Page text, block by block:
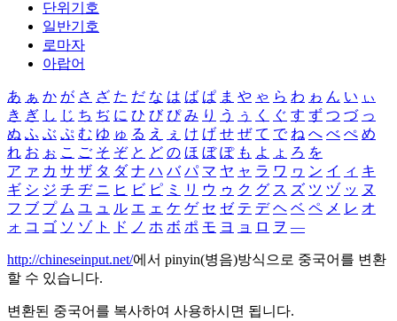
단위기호
일반기호
로마자
아랍어
あ ぁ か が さ ざ た だ な は ば ぱ ま や ゃ ら わ ゎ ん い ぃ
き ぎ し じ ち ぢ に ひ び ぴ み り う ぅ く ぐ す ず つ づ っ
ぬ ふ ぶ ぷ む ゆ ゅ る え ぇ け げ せ ぜ て で ね へ べ ぺ め
れ お ぉ こ ご そ ぞ と ど の ほ ぼ ぽ も よ ょ ろ を
ア ァ カ サ ザ タ ダ ナ ハ バ パ マ ヤ ャ ラ ワ ヮ ン イ ィ キ
ギ シ ジ チ ヂ ニ ヒ ビ ピ ミ リ ウ ゥ ク グ ス ズ ツ ヅ ッ ヌ
フ ブ プ ム ユ ュ ル エ ェ ケ ゲ セ ゼ テ デ ヘ ベ ペ メ レ オ
ォ コ ゴ ソ ゾ ト ド ノ ホ ボ ポ モ ヨ ョ ロ ヲ ―
http://chineseinput.net/에서 pinyin(병음)방식으로 중국어를 변환
할 수 있습니다.
변환된 중국어를 복사하여 사용하시면 됩니다.